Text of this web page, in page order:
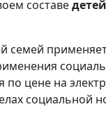
составе
семей
по цене на
социальной